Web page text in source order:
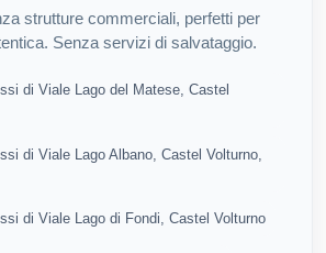
strutture commerciali, perfetti per
Senza servizi di salvataggio.
di Viale Lago del Matese, Castel
di Viale Lago Albano, Castel Volturno,
di Viale Lago di Fondi, Castel Volturno